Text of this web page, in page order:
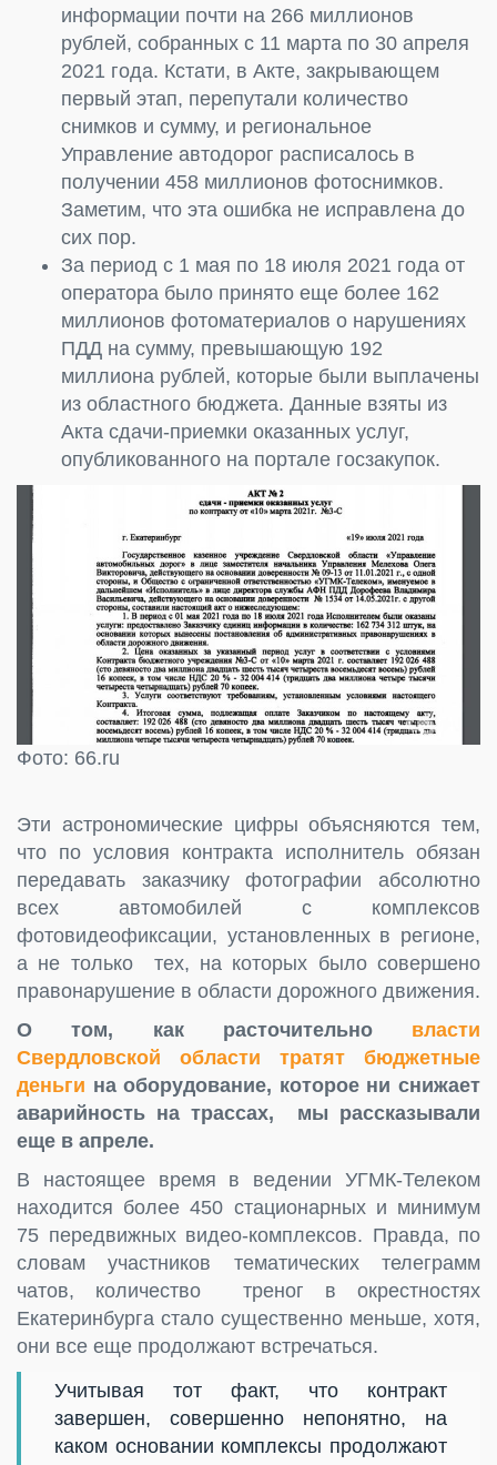
информации почти на 266 миллионов
рублей, собранных с 11 марта по 30 апреля
2021 года. Кстати, в Акте, закрывающем
первый этап, перепутали количество
снимков и сумму, и региональное
Управление автодорог расписалось в
получении 458 миллионов фотоснимков.
Заметим, что эта ошибка не исправлена до
сих пор.
За период с 1 мая по 18 июля 2021 года от
оператора было принято еще более 162
миллионов фотоматериалов о нарушениях
ПДД на сумму, превышающую 192
миллиона рублей, которые были выплачены
из областного бюджета. Данные взяты из
Акта сдачи-приемки оказанных услуг,
опубликованного на портале госзакупок.
Фото: 66.ru
Эти астрономические цифры объясняются тем,
что по условия контракта исполнитель обязан
передавать заказчику фотографии абсолютно
всех автомобилей с комплексов
фотовидеофиксации, установленных в регионе,
а не только тех, на которых было совершено
правонарушение в области дорожного движения.
О том, как расточительно власти
Свердловской области тратят бюджетные
деньги на оборудование, которое ни снижает
аварийность на трассах, мы рассказывали
еще в апреле.
В настоящее время в ведении УГМК-Телеком
находится более 450 стационарных и минимум
75 передвижных видео-комплексов. Правда, по
словам участников тематических телеграмм
чатов, количество треног в окрестностях
Екатеринбурга стало существенно меньше, хотя,
они все еще продолжают встречаться.
Учитывая тот факт, что контракт
завершен, совершенно непонятно, на
каком основании комплексы продолжают